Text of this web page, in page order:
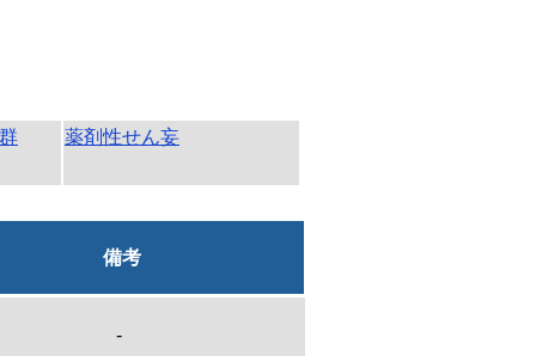
薬剤性せん妄
備考
-